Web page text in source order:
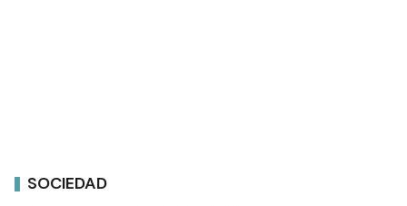
SOCIEDAD